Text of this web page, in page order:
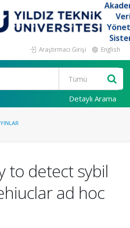
Araştırmacı Girişi English
Detaylı Arama
to detect sybil
ad hoc